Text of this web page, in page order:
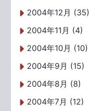
2004年12月 (35)
2004年11月 (4)
2004年10月 (10)
2004年9月 (15)
2004年8月 (8)
2004年7月 (12)